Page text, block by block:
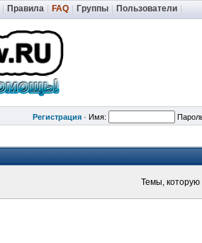
Правила FAQ Группы Пользователи
Регистрация · Имя:
Темы, которую